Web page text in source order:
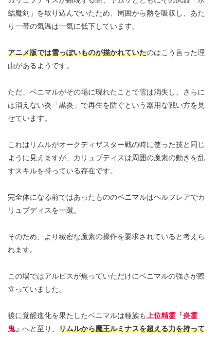
結魔剣」を取り込んでいたため、周囲から熱を吸収し、あた
り一帯の気温は一気に低下しています。
アニメ版では雪っぽいものが描かれていたのはこう言った理
由があるようです。
ただ、ベニマルがその場に現れたことで雪は消失し、さらに
は消えない炎「黒炎」で再生を防ぐという器用な戦い方を見
せています。
これはリムルがオークディザスター戦の時に使った技と同じ
ように見えますが、カリュブディスは周囲の魔素の動きを乱
すスキルを持っている存在です。
完全体になる前ではあったもののベニマルはヘルフレアでカ
リュブディスを一蹴。
そのため、より緻密な魔素の操作を要求されていると考えら
れます。
この場ではアルビスが焦っていただけにベニマルの強さが際
立っていました。
後に覚醒進化を果たしたベニマルは種族も 上位精霊「炎霊
鬼」 へと至り、 リムルから魔王ルミナスを超える力を持って